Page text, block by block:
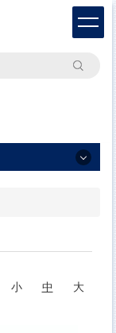
搜尋
小 中 大